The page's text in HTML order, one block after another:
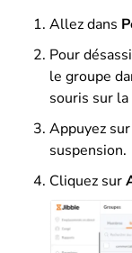
Allez dans
Pour
le groupe
souris sur
Appuyez
suspension.
Cliquez sur